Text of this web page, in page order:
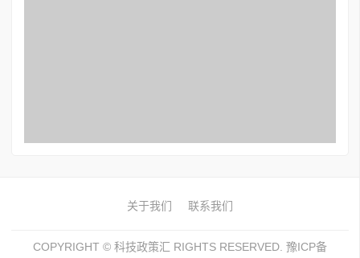
关于我们 联系我们
COPYRIGHT © 科技政策汇 RIGHTS RESERVED. 豫ICP备